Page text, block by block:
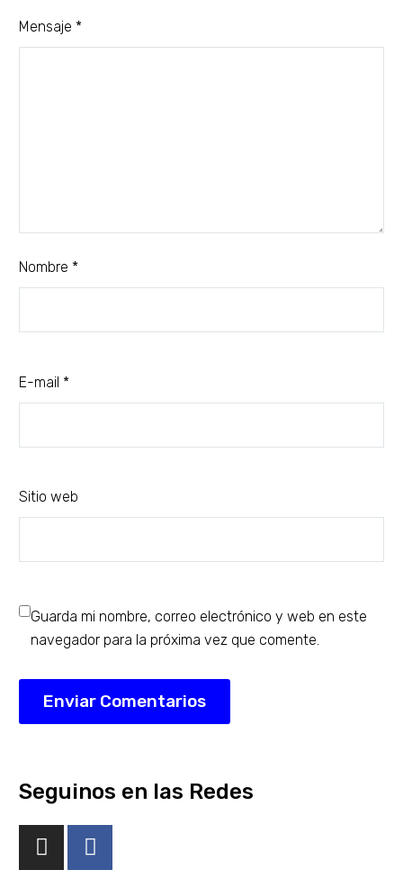
Mensaje *
Nombre *
E-mail *
Sitio web
Guarda mi nombre, correo electrónico y web en este
navegador para la próxima vez que comente.
Enviar Comentarios
Seguinos en las Redes